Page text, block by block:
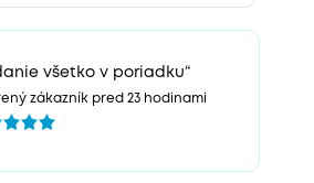
všetko v poriadku“
zákazník pred 23 hodinami